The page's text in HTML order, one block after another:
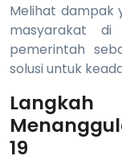
Melihat dampak
masyarakat di
pemerintah
solusi untuk
19